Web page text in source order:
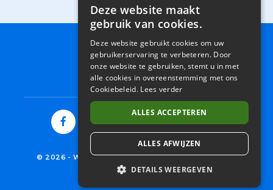
ALGEMENE VOORWAARDEN
PRIVACY STATEMENT
COOKIES
© 2026 - WESTPORT FUEL SYSTEMS NETHERLANDS
ENGLISH
FRENCH
Deze website maakt
gebruik van cookies.
Deze website gebruikt cookies om uw
gebruikerservaring te verbeteren. Door
onze website te gebruiken, stemt u in met
alle cookies in overeenstemming met ons
Cookiebeleid. Lees verder
ALLES ACCEPTEREN
ALLES AFWIJZEN
DETAILS WEERGEVEN